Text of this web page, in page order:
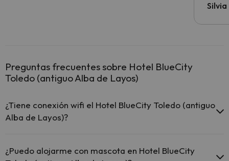
Preguntas frecuentes sobre Hotel BlueCity
Toledo (antiguo Alba de Layos)
¿Tiene conexión wifi el Hotel BlueCity Toledo (antiguo
Alba de Layos)?
¿Puedo alojarme con mascota en Hotel BlueCity